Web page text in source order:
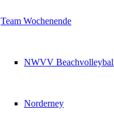
Team Wochenende
NWVV
Norderney